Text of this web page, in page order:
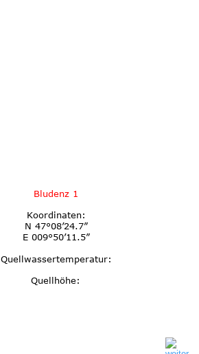
Bludenz 1
Koordinaten:
N 47°08’24.7”
E 009°50’11.5”
Quellwassertemperatur:
Quellhöhe: